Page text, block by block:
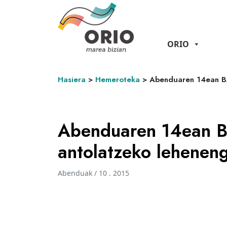
ORIO
Hasiera > Hemeroteka > Abenduaren 14ean
Abenduaren 14ean
antolatzeko
Abenduak / 10 . 2015